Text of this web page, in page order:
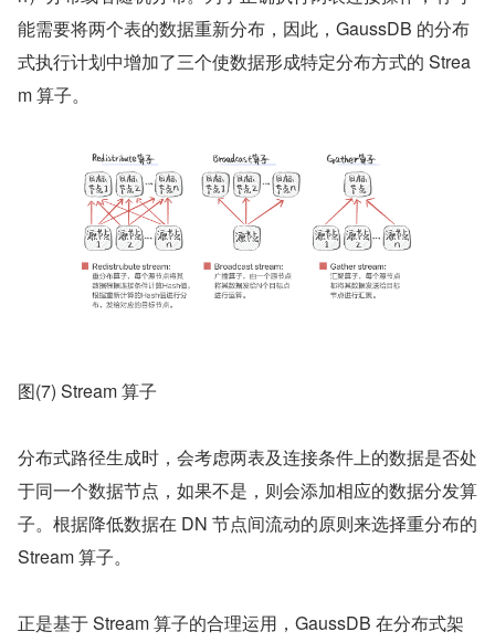
能需要将两个表的数据重新分布，因此，GaussDB 的分布
式执行计划中增加了三个使数据形成特定分布方式的 Strea
m 算子。
图(7) Stream 算子
分布式路径生成时，会考虑两表及连接条件上的数据是否处
于同一个数据节点，如果不是，则会添加相应的数据分发算
子。根据降低数据在 DN 节点间流动的原则来选择重分布的
Stream 算子。
正是基于 Stream 算子的合理运用，GaussDB 在分布式架